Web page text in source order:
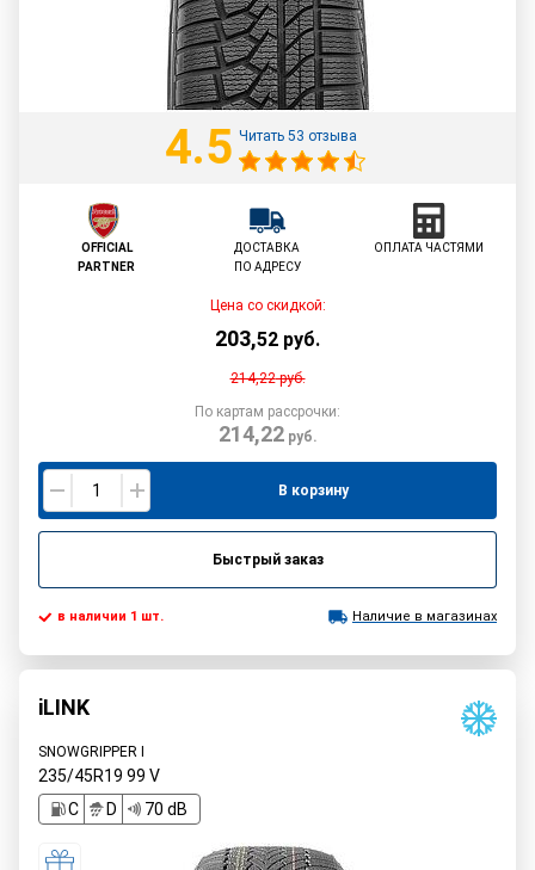
4.5 Читать 53 отзыва
OFFICIAL
PARTNER
ДОСТАВКА
ПО АДРЕСУ
ОПЛАТА ЧАСТЯМИ
Цена со скидкой:
203,52 руб.
214,22руб.
По картам рассрочки:
214,22руб.
В корзину
Быстрый заказ
в наличии 1 шт. Наличие в магазинах
iLINK
SNOWGRIPPER I
235/45R19 99 V
C
D 70 dB